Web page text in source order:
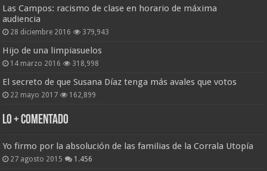
Las Campos: racismo de clase en horario de máxima
audiencia
28 diciembre 2016 379,943
Hijo de una limpiasuelos
14 marzo 2016 318,998
El secreto de que Susana Díaz tenga más avales que votos
22 mayo 2017 162,899
Lo + Comentado
Yo firmo por la absolución de las familias de la Corrala Utopía
27 agosto 2015 1.456